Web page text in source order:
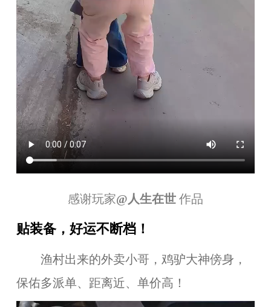
感谢玩家@ 人生在世 作品
贴装备，好运不断档！
渔村出来的外卖小哥，鸡驴大神傍身，
保佑多派单、距离近、单价高！